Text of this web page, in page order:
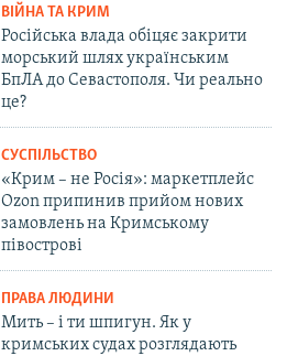
ВІЙНА ТА КРИМ
Російська влада обіцяє закрити
морський шлях українським
БпЛА до Севастополя. Чи реально
це?
СУСПІЛЬСТВО
«Крим – не Росія»: маркетплейс
Ozon припинив прийом нових
замовлень на Кримському
півострові
ПРАВА ЛЮДИНИ
Мить – і ти шпигун. Як у
кримських судах розглядають